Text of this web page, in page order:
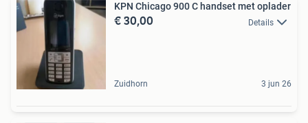
KPN Chicago 900 C handset met oplader
€ 30,00 Details
Zuidhorn 3 jun 26